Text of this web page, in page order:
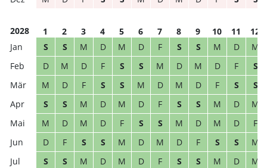
2028 1 2 3 4 5 6 7 8 9 10 11
12
S
S M D M D F S S M D
M
D
M D F S S M D M D F
S
M
D F S S M D M D F S
S
S
S M D M D F S S M D
M
M
D M D F S S M D M D
F
D
F S S M D M D F S S
M
S
S M D M D F S S M D
M